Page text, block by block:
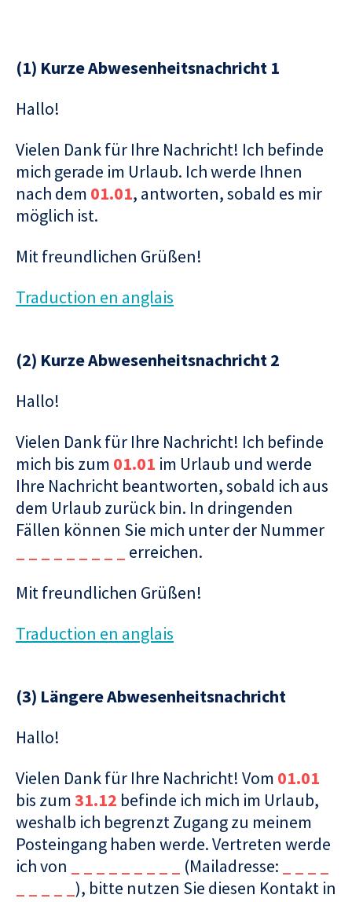
(1) Kurze Abwesenheitsnachricht 1
Hallo!
Vielen Dank für Ihre Nachricht! Ich befinde
mich gerade im Urlaub. Ich werde Ihnen
nach dem 01.01, antworten, sobald es mir
möglich ist.
Mit freundlichen Grüßen!
Traduction en anglais
(2) Kurze Abwesenheitsnachricht 2
Hallo!
Vielen Dank für Ihre Nachricht! Ich befinde
mich bis zum 01.01 im Urlaub und werde
Ihre Nachricht beantworten, sobald ich aus
dem Urlaub zurück bin. In dringenden
Fällen können Sie mich unter der Nummer
erreichen.
Mit freundlichen Grüßen!
Traduction en anglais
(3) Längere Abwesenheitsnachricht
Hallo!
Vielen Dank für Ihre Nachricht! Vom 01.01
bis zum31.12 befinde ich mich im Urlaub,
weshalb ich begrenzt Zugang zu meinem
Posteingang haben werde. Vertreten werde
ich von
(Mailadresse:
), bitte nutzen Sie diesen Kontakt in